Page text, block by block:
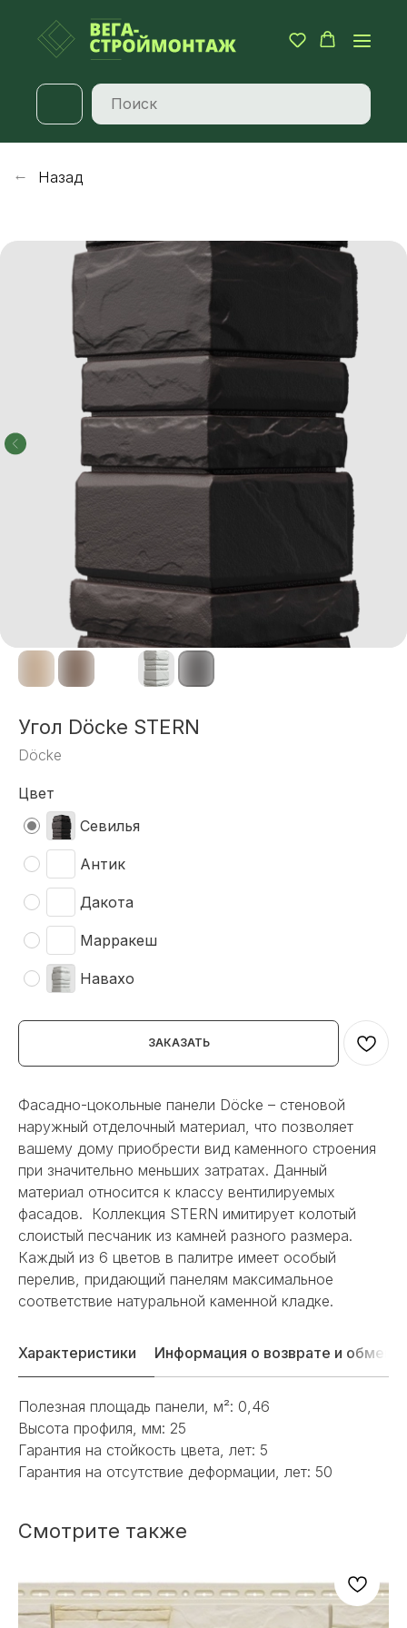
Назад
Угол Döcke STERN
Döcke
Цвет
Севилья
Антик
Дакота
Марракеш
Навахо
ЗАКАЗАТЬ
Фасадно-цокольные панели Döcke – стеновой
наружный отделочный материал, что позволяет
вашему дому приобрести вид каменного строения
при значительно меньших затратах. Данный
материал относится к классу вентилируемых
фасадов. Коллекция STERN имитирует колотый
слоистый песчаник из камней разного размера.
Каждый из 6 цветов в палитре имеет особый
перелив, придающий панелям максимальное
соответствие натуральной каменной кладке.
Характеристики Информация о возврате и обмене
Полезная площадь панели, м²: 0,46
Высота профиля, мм: 25
Гарантия на стойкость цвета, лет: 5
Гарантия на отсутствие деформации, лет: 50
Смотрите также
НЕ НАШЛИ НУЖНОЕ